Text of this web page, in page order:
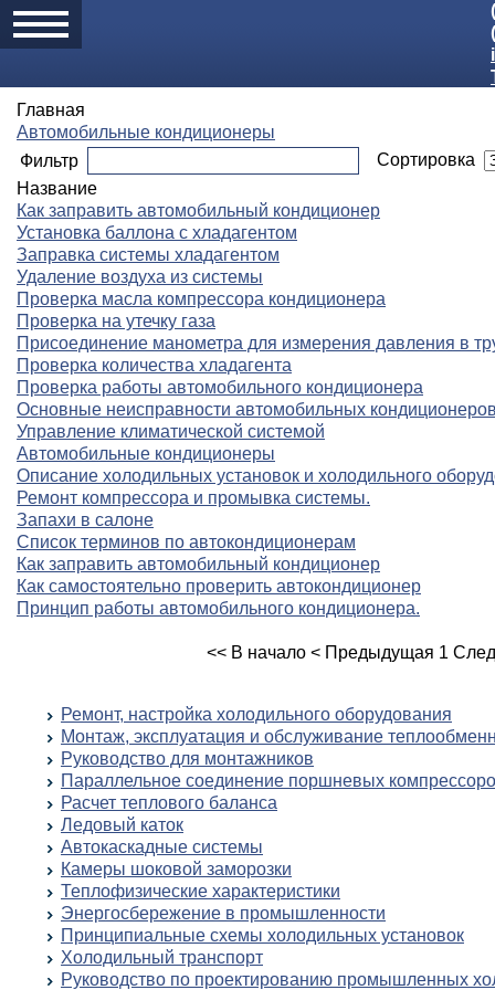
Главная
Автомобильные кондиционеры
Фильтр
Сортировка
Название
Как заправить автомобильный кондиционер
Установка баллона с хладагентом
Заправка системы хладагентом
Удаление воздуха из системы
Проверка масла компрессора кондиционера
Проверка на утечку газа
Присоединение манометра для измерения давления в
Проверка количества хладагента
Проверка работы автомобильного кондиционера
Основные неисправности автомобильных
Управление климатической системой
Автомобильные кондиционеры
Описание холодильных установок и холодильного
Ремонт компрессора и промывка системы.
Запахи в салоне
Список терминов по автокондиционерам
Как заправить автомобильный кондиционер
Как самостоятельно проверить автокондиционер
Принцип работы автомобильного кондиционера.
<< В начало < Предыдущая 1
Ремонт, настройка холодильного оборудования
Монтаж, эксплуатация и обслуживание
Руководство для монтажников
Параллельное соединение поршневых
Расчет теплового баланса
Ледовый каток
Автокаскадные системы
Камеры шоковой заморозки
Теплофизические характеристики
Энергосбережение в промышленности
Принципиальные схемы холодильных установок
Холодильный транспорт
Руководство по проектированию промышленных